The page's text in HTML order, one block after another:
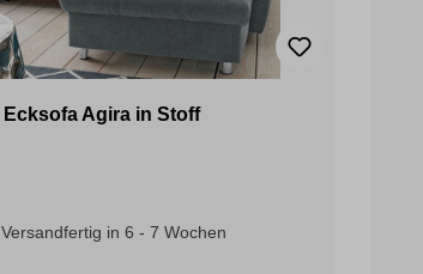
Ecksofa Agira in Stoff
Versandfertig in 6 - 7 Wochen